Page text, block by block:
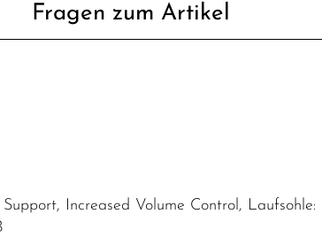
Fragen zum Artikel
Increased Volume Control,